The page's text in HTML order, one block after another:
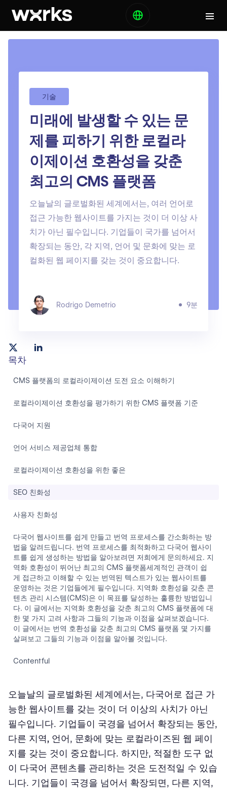
기술
미래에 발생할 수 있는 문
제를 피하기 위한 로컬라
이제이션 호환성을 갖춘
최고의 CMS 플랫폼
오늘날의 글로벌화된 세계에서는, 여러 언어로
접근 가능한 웹사이트를 가지는 것이 더 이상 사
치가 아닌 필수입니다. 기업들이 국가를 넘어서
확장되는 동안, 각 지역, 언어 및 문화에 맞는 로
컬화된 웹 페이지를 갖는 것이 중요합니다.
Rodrigo Demetrio 9분
목차
CMS 플랫폼의 로컬라이제이션 도전 요소 이해하기
로컬라이제이션 호환성을 평가하기 위한 CMS 플랫폼 기준
다국어 지원
언어 서비스 제공업체 통합
로컬라이제이션 호환성을 위한 좋은
SEO 친화성
사용자 친화성
다국어 웹사이트를 쉽게 만들고 번역 프로세스를 간소화하는 방
법을 알려드립니다. 번역 프로세스를 최적화하고 다국어 웹사이
트를 쉽게 생성하는 방법을 알아보려면 저희에게 문의하세요. 지
역화 호환성이 뛰어난 최고의 CMS 플랫폼세계적인 관객이 쉽
게 접근하고 이해할 수 있는 번역된 텍스트가 있는 웹사이트를
운영하는 것은 기업들에게 필수입니다. 지역화 호환성을 갖춘 콘
텐츠 관리 시스템(CMS)은 이 목표를 달성하는 훌륭한 방법입니
다. 이 글에서는 지역화 호환성을 갖춘 최고의 CMS 플랫폼에 대
한 몇 가지 고려 사항과 그들의 기능과 이점을 살펴보겠습니다.
이 글에서는 번역 호환성을 갖춘 최고의 CMS 플랫폼 몇 가지를
살펴보고 그들의 기능과 이점을 알아볼 것입니다.
Contentful
Drupal
Joomla
Magento
Shopify
오늘날의 글로벌화된 세계에서는, 다국어로 접근 가
능한 웹사이트를 갖는 것이 더 이상의 사치가 아닌
필수입니다. 기업들이 국경을 넘어서 확장되는 동안,
다른 지역, 언어, 문화에 맞는 로컬라이즈된 웹 페이
지를 갖는 것이 중요합니다. 하지만, 적절한 도구 없
이 다국어 콘텐츠를 관리하는 것은 도전적일 수 있습
니다. 기업들이 국경을 넘어서 확장되면, 다른 지역,